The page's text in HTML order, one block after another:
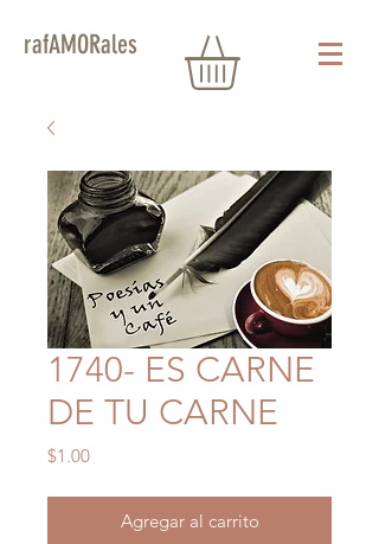
rafAMORales
1740- ES CARNE
DE TU CARNE
$1.00Precio
Agregar al carrito